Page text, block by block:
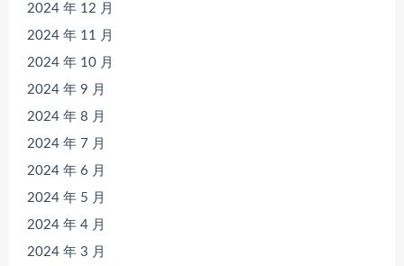
2024 年 12 月
2024 年 11 月
2024 年 10 月
2024 年 9 月
2024 年 8 月
2024 年 7 月
2024 年 6 月
2024 年 5 月
2024 年 4 月
2024 年 3 月